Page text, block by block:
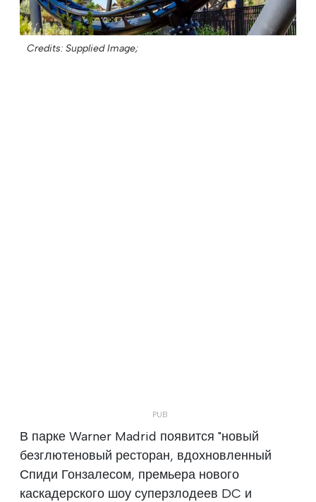
Credits: Supplied Image;
В парке Warner Madrid появится "новый
безглютеновый ресторан, вдохновленный
Спиди Гонзалесом, премьера нового
каскадерского шоу суперзлодеев DC и